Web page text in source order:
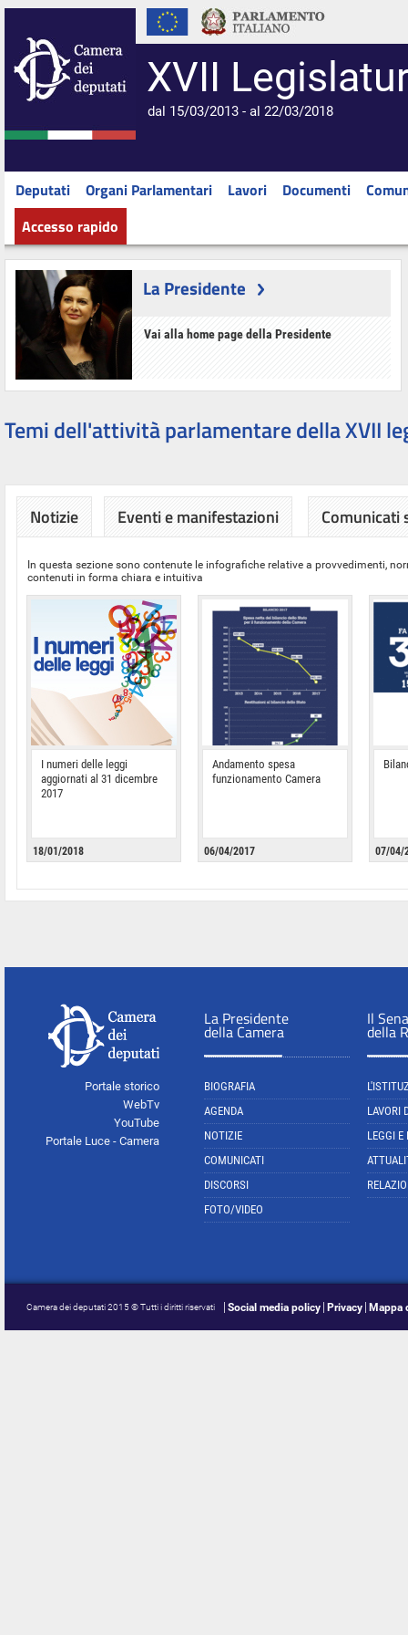
XVII
dal 15/03/2013 - al 22/03/2018
Deputati Organi Parlamentari Lavori Documenti
Accesso rapido
La Presidente
Vai alla home page della Presidente
Temi dell'attività parlamentare della XVII
Notizie Eventi e manifestazioni Comunicati
In questa sezione sono contenute le infografiche relative a provvedimenti,
contenuti in forma chiara e intuitiva
I numeri delle leggi
aggiornati al 31 dicembre
2017
18/01/2018
Andamento spesa
funzionamento Camera
06/04/2017 07/04/
Portale storico
WebTv
YouTube
Portale Luce - Camera
La Presidente
della Camera
BIOGRAFIA
AGENDA
NOTIZIE
COMUNICATI
DISCORSI
FOTO/VIDEO
Il
della
LAVORI
LEGGI E
Camera dei deputati 2015 © Tutti i diritti riservati Social media policy Privacy Mappa